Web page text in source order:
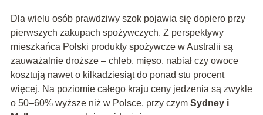
Dla wielu osób prawdziwy szok pojawia się dopiero przy
pierwszych zakupach spożywczych. Z perspektywy
mieszkańca Polski produkty spożywcze w Australii są
zauważalnie droższe – chleb, mięso, nabiał czy owoce
kosztują nawet o kilkadziesiąt do ponad stu procent
więcej. Na poziomie całego kraju ceny jedzenia są zwykle
o 50–60% wyższe niż w Polsce, przy czym Sydney i